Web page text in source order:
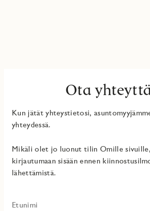
Ota
Kun jätät yhteystietosi,
yhteydessä.
Mikäli olet jo luonut tilin Omille sivuille,
kirjautumaan sisään ennen
lähettämistä.
Etunimi